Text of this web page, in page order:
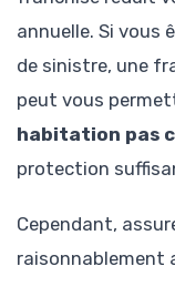
annuelle. Si vous
de sinistre, une
peut vous
habitation pas
protection
Cependant,
raisonnablement